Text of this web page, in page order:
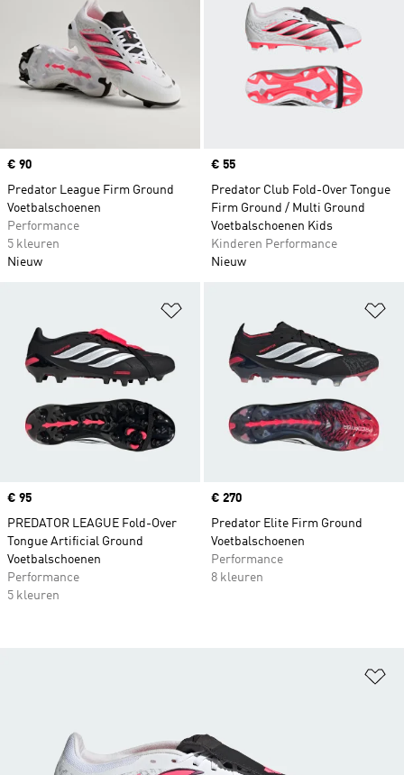
Price
€ 90
Predator League Firm Ground
Voetbalschoenen
Performance
5 kleuren
Nieuw
Price
€ 55
Predator Club Fold-Over Tongue
Firm Ground / Multi Ground
Voetbalschoenen Kids
Kinderen Performance
Nieuw
Price
€ 95
PREDATOR LEAGUE Fold-Over
Tongue Artificial Ground
Voetbalschoenen
Performance
5 kleuren
Price
€ 270
Predator Elite Firm Ground
Voetbalschoenen
Performance
8 kleuren